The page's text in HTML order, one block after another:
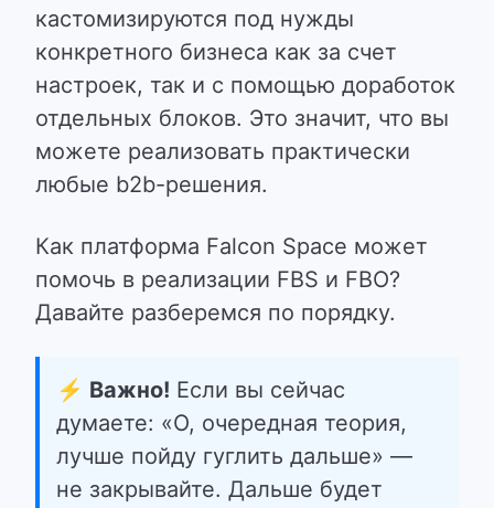
кастомизируются под нужды
конкретного бизнеса как за счет
настроек, так и с помощью доработок
отдельных блоков. Это значит, что вы
можете реализовать практически
любые b2b-решения.
Как платформа Falcon Space может
помочь в реализации FBS и FBO?
Давайте разберемся по порядку.
⚡ Важно! Если вы сейчас
думаете: «О, очередная теория,
лучше пойду гуглить дальше» —
не закрывайте. Дальше будет